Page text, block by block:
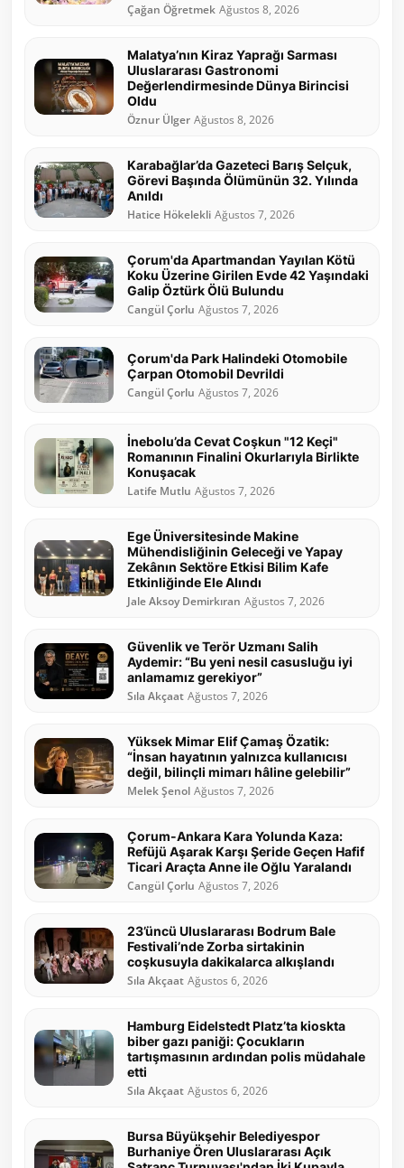
Çağan Öğretmek Ağustos 8, 2026
Malatya’nın Kiraz Yaprağı Sarması
Uluslararası Gastronomi
Değerlendirmesinde Dünya Birincisi
Oldu
Öznur Ülger Ağustos 8, 2026
Karabağlar’da Gazeteci Barış Selçuk,
Görevi Başında Ölümünün 32. Yılında
Anıldı
Hatice Hökelekli Ağustos 7, 2026
Çorum'da Apartmandan Yayılan Kötü
Koku Üzerine Girilen Evde 42 Yaşındaki
Galip Öztürk Ölü Bulundu
Cangül Çorlu Ağustos 7, 2026
Çorum'da Park Halindeki Otomobile
Çarpan Otomobil Devrildi
Cangül Çorlu Ağustos 7, 2026
İnebolu’da Cevat Coşkun "12 Keçi"
Romanının Finalini Okurlarıyla Birlikte
Konuşacak
Latife Mutlu Ağustos 7, 2026
Ege Üniversitesinde Makine
Mühendisliğinin Geleceği ve Yapay
Zekânın Sektöre Etkisi Bilim Kafe
Etkinliğinde Ele Alındı
Jale Aksoy Demirkıran Ağustos 7, 2026
Güvenlik ve Terör Uzmanı Salih
Aydemir: “Bu yeni nesil casusluğu iyi
anlamamız gerekiyor”
Sıla Akçaat Ağustos 7, 2026
Yüksek Mimar Elif Çamaş Özatik:
“İnsan hayatının yalnızca kullanıcısı
değil, bilinçli mimarı hâline gelebilir”
Melek Şenol Ağustos 7, 2026
Çorum-Ankara Kara Yolunda Kaza:
Refüjü Aşarak Karşı Şeride Geçen Hafif
Ticari Araçta Anne ile Oğlu Yaralandı
Cangül Çorlu Ağustos 7, 2026
23’üncü Uluslararası Bodrum Bale
Festivali’nde Zorba sirtakinin
coşkusuyla dakikalarca alkışlandı
Sıla Akçaat Ağustos 6, 2026
Hamburg Eidelstedt Platz’ta kioskta
biber gazı paniği: Çocukların
tartışmasının ardından polis müdahale
etti
Sıla Akçaat Ağustos 6, 2026
Bursa Büyükşehir Belediyespor
Burhaniye Ören Uluslararası Açık